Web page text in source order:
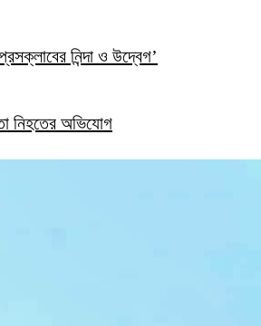
নিন্দা ও উদ্বেগ’
নিহতের অভিযোগ